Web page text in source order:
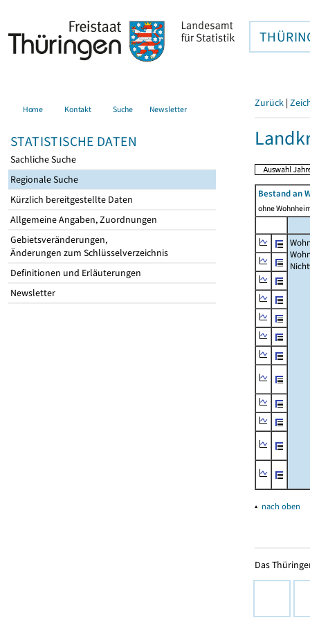
Home Kontakt Suche Newsletter
STATISTISCHE DATEN
Sachliche Suche
Regionale Suche
Kürzlich bereitgestellte Daten
Allgemeine Angaben, Zuordnungen
Gebietsveränderungen,
Änderungen zum Schlüsselverzeichnis
Definitionen und Erläuterungen
Newsletter
Zurück |
Bestand an
ohne
▴ nach oben
Das